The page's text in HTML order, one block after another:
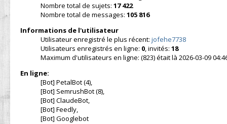
Nombre total de sujets: 17 422
Nombre total de messages: 105 816
Informations de l'utilisateur
Utilisateur enregistré le plus récent: jofehe7738
Utilisateurs enregistrés en ligne: 0, invités: 18
Maximum d'utilisateurs en ligne: (823) était là 2026-03-09
En ligne:
[Bot] PetalBot (4),
[Bot] SemrushBot (8),
[Bot] ClaudeBot,
[Bot] Feedly,
[Bot] Googlebot